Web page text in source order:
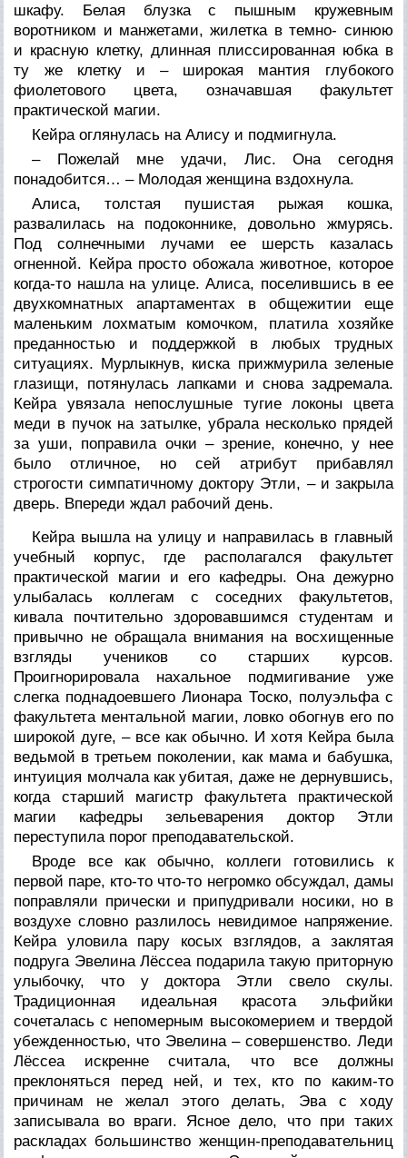
шкафу. Белая блузка с пышным кружевным
воротником и манжетами, жилетка в темно- синюю
и красную клетку, длинная плиссированная юбка в
ту же клетку и – широкая мантия глубокого
фиолетового цвета, означавшая факультет
практической магии.
Кейра оглянулась на Алису и подмигнула.
– Пожелай мне удачи, Лис. Она сегодня
понадобится… – Молодая женщина вздохнула.
Алиса, толстая пушистая рыжая кошка,
развалилась на подоконнике, довольно жмурясь.
Под солнечными лучами ее шерсть казалась
огненной. Кейра просто обожала животное, которое
когда-то нашла на улице. Алиса, поселившись в ее
двухкомнатных апартаментах в общежитии еще
маленьким лохматым комочком, платила хозяйке
преданностью и поддержкой в любых трудных
ситуациях. Мурлыкнув, киска прижмурила зеленые
глазищи, потянулась лапками и снова задремала.
Кейра увязала непослушные тугие локоны цвета
меди в пучок на затылке, убрала несколько прядей
за уши, поправила очки – зрение, конечно, у нее
было отличное, но сей атрибут прибавлял
строгости симпатичному доктору Этли, – и закрыла
дверь. Впереди ждал рабочий день.
Кейра вышла на улицу и направилась в главный
учебный корпус, где располагался факультет
практической магии и его кафедры. Она дежурно
улыбалась коллегам с соседних факультетов,
кивала почтительно здоровавшимся студентам и
привычно не обращала внимания на восхищенные
взгляды учеников со старших курсов.
Проигнорировала нахальное подмигивание уже
слегка поднадоевшего Лионара Тоско, полуэльфа с
факультета ментальной магии, ловко обогнув его по
широкой дуге, – все как обычно. И хотя Кейра была
ведьмой в третьем поколении, как мама и бабушка,
интуиция молчала как убитая, даже не дернувшись,
когда старший магистр факультета практической
магии кафедры зельеварения доктор Этли
переступила порог преподавательской.
Вроде все как обычно, коллеги готовились к
первой паре, кто-то что-то негромко обсуждал, дамы
поправляли прически и припудривали носики, но в
воздухе словно разлилось невидимое напряжение.
Кейра уловила пару косых взглядов, а заклятая
подруга Эвелина Лёссеа подарила такую приторную
улыбочку, что у доктора Этли свело скулы.
Традиционная идеальная красота эльфийки
сочеталась с непомерным высокомерием и твердой
убежденностью, что Эвелина – совершенство. Леди
Лёссеа искренне считала, что все должны
преклоняться перед ней, и тех, кто по каким-то
причинам не желал этого делать, Эва с ходу
записывала во враги. Ясное дело, что при таких
раскладах большинство женщин-преподавательниц